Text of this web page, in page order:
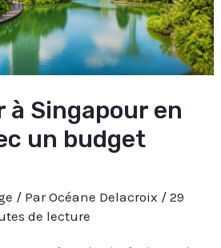
à Singapour en
un budget
/ ParOcéane Delacroix /29
de lecture